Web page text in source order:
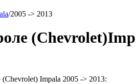
/2005 -> 2013
Impala 2005 -> 2013: